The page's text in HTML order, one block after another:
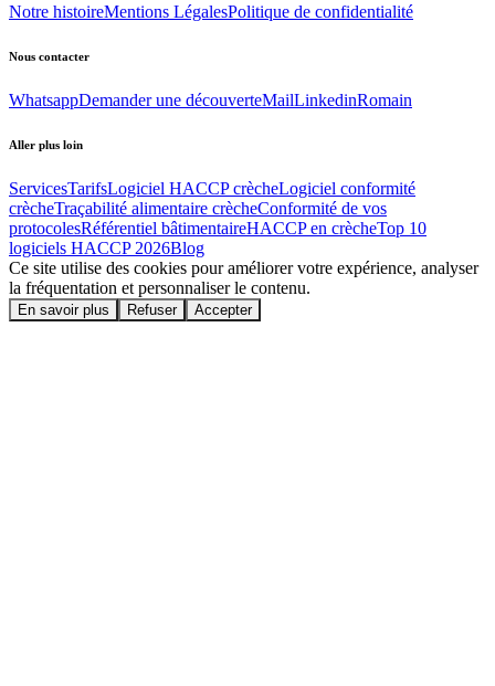
Notre histoireMentions LégalesPolitique de confidentialité
Nous contacter
WhatsappDemander une découverteMailLinkedinRomain
Aller plus loin
ServicesTarifsLogiciel HACCP crècheLogiciel conformité
crècheTraçabilité alimentaire crècheConformité de vos
protocolesRéférentiel bâtimentaireHACCP en crècheTop 10
logiciels HACCP 2026Blog
Ce site utilise des cookies pour améliorer votre expérience, analyser
la fréquentation et personnaliser le contenu.
En savoir plus Refuser Accepter